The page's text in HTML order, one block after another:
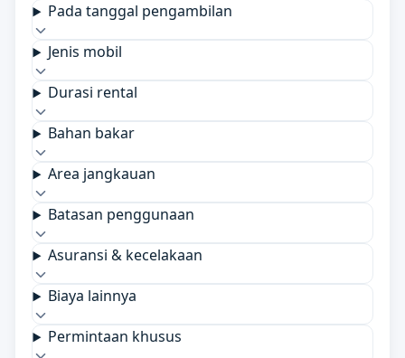
Pada tanggal pengambilan
Jenis mobil
Durasi rental
Bahan bakar
Area jangkauan
Batasan penggunaan
Asuransi & kecelakaan
Biaya lainnya
Permintaan khusus